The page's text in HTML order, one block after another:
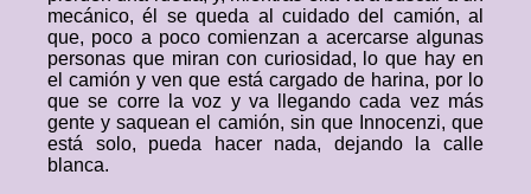
mecánico, él se queda al cuidado del camión, al
que, poco a poco comienzan a acercarse algunas
personas que miran con curiosidad, lo que hay en
el camión y ven que está cargado de harina, por lo
que se corre la voz y va llegando cada vez más
gente y saquean el camión, sin que Innocenzi, que
está solo, pueda hacer nada, dejando la calle
blanca.